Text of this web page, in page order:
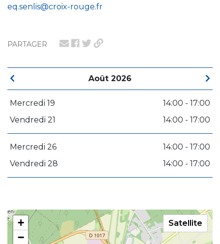
PARTAGER
Août 2026
Mercredi 19
14:00 - 17:00
Vendredi 21
14:00 - 17:00
Mercredi 26
14:00 - 17:00
Vendredi 28
14:00 - 17:00
+
−
Satellite
eq.senlis@croix-rouge.fr